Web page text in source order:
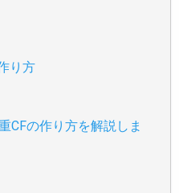
り方
CFの作り方を解説しま